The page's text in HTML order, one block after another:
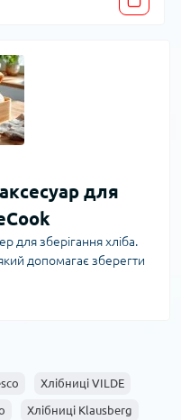
для
для зберігання хліба.
допомагає зберегти
ви знайдете широкий
хліба
під впливом
Хлібниці VILDE
Хлібниці Klausberg